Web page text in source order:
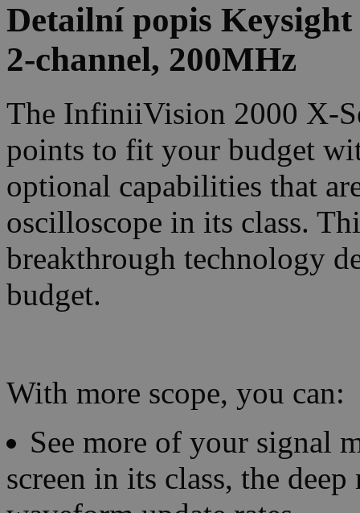
Detailní popis Keysight
2-channel, 200MHz
The InfiniiVision 2000 X-
points to fit your budget
optional capabilities that
oscilloscope in its class.
breakthrough technology
budget.
With more scope, you can:
See more of your signal
screen in its class, the